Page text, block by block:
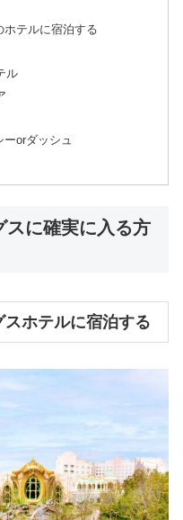
テルに宿泊する
ル
orダッシュ
スに確実に入る方
ホテルに宿泊する